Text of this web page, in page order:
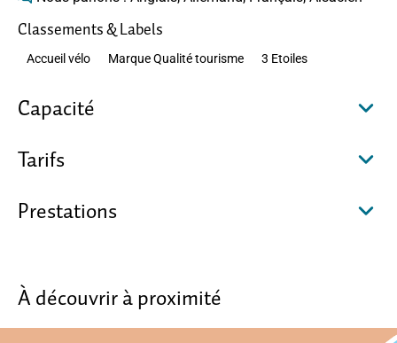
Classements & Labels
Accueil vélo Marque Qualité tourisme 3 Etoiles
Capacité
Tarifs
Prestations
À découvrir à proximité